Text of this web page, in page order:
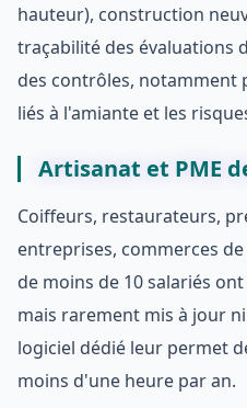
hauteur), construction
traçabilité des évaluations
des contrôles, notamment
liés à l'amiante et les
Artisanat et PME
Coiffeurs, restaurateurs,
entreprises, commerces
de moins de 10 salariés
mais rarement mis à jour
logiciel dédié leur permet
moins d'une heure par an.